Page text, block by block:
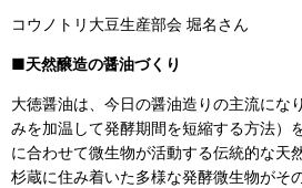
コウノトリ大豆生産部会 堀名さん
■天然醸造の醤油づくり
大徳醤油は、今日の醤油造りの主流にな
みを加温して発酵期間を短縮する方法）
に合わせて微生物が活動する伝統的な天
杉蔵に住み着いた多様な発酵微生物がそ